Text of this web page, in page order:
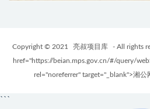
Copyright © 2021 亮叔项目库 - All rights
href="https://beian.mps.gov.cn/#/query/
rel="noreferrer" target="_blank">湘
```